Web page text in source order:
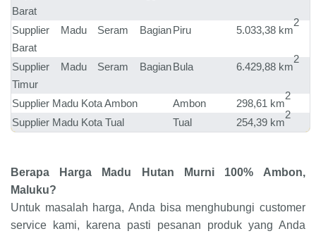
Barat
Supplier Madu Seram Bagian
Barat
Piru 5.033,38 km
2
Supplier Madu Seram Bagian
Timur
Bula 6.429,88 km
2
Supplier Madu Kota Ambon Ambon 298,61 km
2
Supplier Madu Kota Tual Tual 254,39 km
2
Berapa Harga Madu Hutan Murni 100%
Ambon,
Maluku?
Untuk masalah harga, Anda bisa menghubungi customer
service kami, karena pasti pesanan produk yang Anda